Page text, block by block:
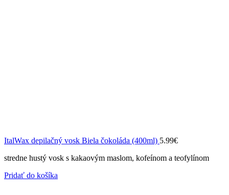
ItalWax depilačný vosk Biela čokoláda (400ml) 5.99€
stredne hustý vosk s kakaovým maslom, kofeínom a teofylínom
Pridať do košíka